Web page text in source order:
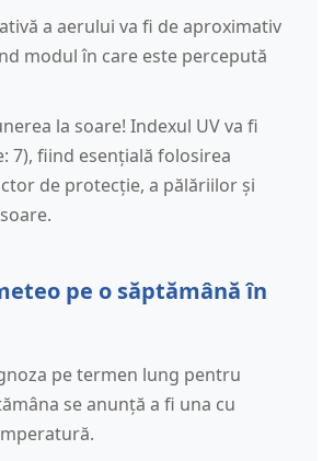
a aerului va fi de aproximativ
modul în care este percepută
la soare! Indexul UV va fi
7), fiind esențială folosirea
de protecție, a pălăriilor și
pe o săptămână în
pe termen lung pentru
se anunță a fi una cu